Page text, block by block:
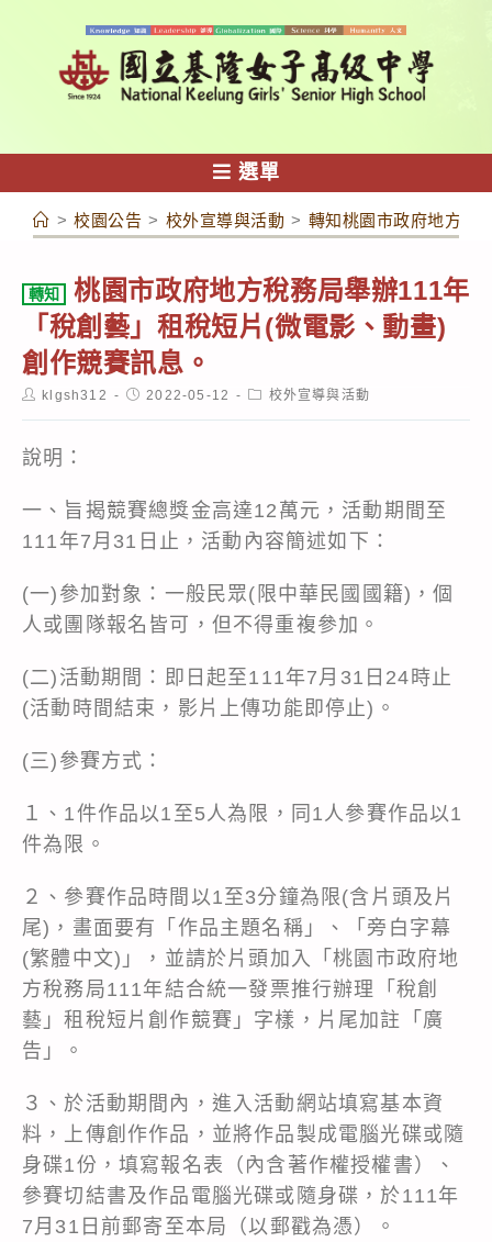
容
選單
> 校園公告 > 校外宣導與活動 > 轉知桃園市政府地方稅
轉知
桃園市政府地方稅務局舉辦111年
「稅創藝」租稅短片(微電影、動畫)
創作競賽訊息。
Postklgsh312
Post2022-05-12
Post校外宣導與活動
說明：
一、旨揭競賽總獎金高達12萬元，活動期間至
111年7月31日止，活動內容簡述如下：
(一)參加對象：一般民眾(限中華民國國籍)，個
人或團隊報名皆可，但不得重複參加。
(二)活動期間：即日起至111年7月31日24時止
(活動時間結束，影片上傳功能即停止)。
(三)參賽方式：
１、1件作品以1至5人為限，同1人參賽作品以1
件為限。
２、參賽作品時間以1至3分鐘為限(含片頭及片
尾)，畫面要有「作品主題名稱」、「旁白字幕
(繁體中文)」，並請於片頭加入「桃園市政府地
方稅務局111年結合統一發票推行辦理「稅創
藝」租稅短片創作競賽」字樣，片尾加註「廣
告」。
３、於活動期間內，進入活動網站填寫基本資
料，上傳創作作品，並將作品製成電腦光碟或隨
身碟1份，填寫報名表（內含著作權授權書）、
參賽切結書及作品電腦光碟或隨身碟，於111年
7月31日前郵寄至本局（以郵戳為憑）。